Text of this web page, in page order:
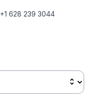
+1 628 239 3044